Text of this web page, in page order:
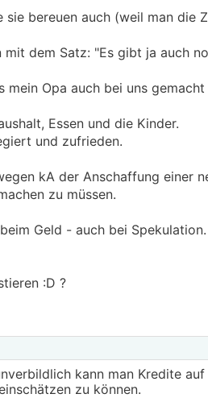
bereuen auch (weil man die
dem Satz: "Es gibt ja auch
mein Opa auch bei uns
Essen und die Kinder.
und zufrieden.
kA der Anschaffung einer
zu müssen.
Geld - auch bei Spekulation.
:D ?
kann man Kredite auf
zu können.